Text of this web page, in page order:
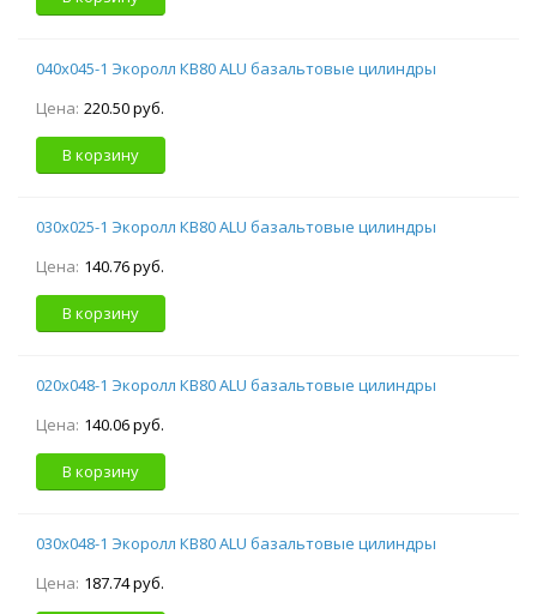
040х045-1 Экоролл КВ80 ALU базальтовые цилиндры
Цена: 220.50 руб.
В корзину
030х025-1 Экоролл КВ80 ALU базальтовые цилиндры
Цена: 140.76 руб.
В корзину
020х048-1 Экоролл КВ80 ALU базальтовые цилиндры
Цена: 140.06 руб.
В корзину
030х048-1 Экоролл КВ80 ALU базальтовые цилиндры
Цена: 187.74 руб.